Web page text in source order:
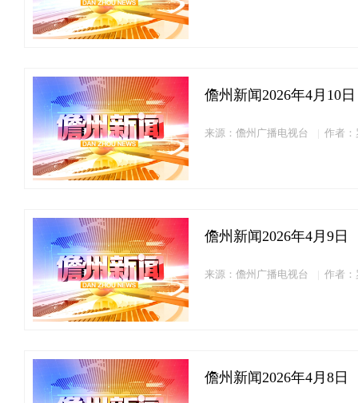
儋州新闻2026年4月10日
来源：儋州广播电视台 作者：
儋州新闻2026年4月9日
来源：儋州广播电视台 作者：
儋州新闻2026年4月8日